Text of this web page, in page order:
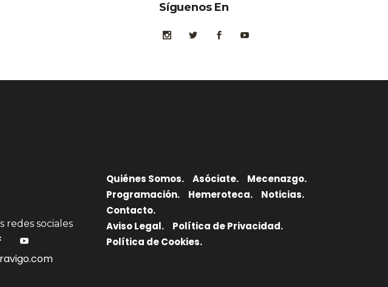
Síguenos En
redes sociales
Quiénes Somos. Asóciate.
Mecenazgo.
Programación.
Hemeroteca.
Noticias.
Contacto.
Aviso Legal.
Política de Privacidad.
Política de Cookies.